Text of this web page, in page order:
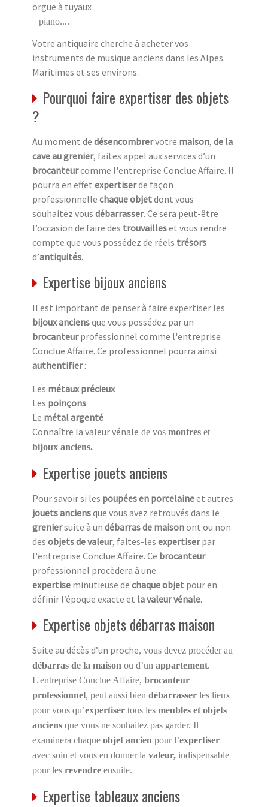
orgue à tuyaux
piano....
Votre antiquaire cherche à acheter vos
instruments de musique anciens dans les Alpes
Maritimes et ses environs.
Pourquoi faire expertiser des objets
?
Au moment de désencombrervotre maison, de la
cave au grenier, faites appel aux services d’un
brocanteurcomme l'entreprise Conclue Affaire. Il
pourra en effet expertiserde façon
professionnelle chaque objetdont vous
souhaitez vous débarrasser. Ce sera peut-être
l’occasion de faire des trouvailleset vous rendre
compte que vous possédez de réels trésors
d’antiquités.
Expertise bijoux anciens
Il est important de penser à faire expertiser les
bijoux anciensque vous possédez par un
brocanteurprofessionnel comme l'entreprise
Conclue Affaire. Ce professionnel pourra ainsi
authentifier:
Les métaux précieux
Les poinçons
Le métal argenté
Connaître la valeur vénale de vos montres et
bijoux anciens.
Expertise jouets anciens
Pour savoir si les poupées en porcelaineet autres
jouets anciensque vous avez retrouvés dans le
greniersuite à un débarras de maisonont ou non
des objets de valeur, faites-les expertiserpar
l'entreprise Conclue Affaire. Ce brocanteur
professionnel procèdera à une
expertise minutieuse de chaque objet pour en
définir l’époque exacte et la valeur vénale.
Expertise objets débarras maison
Suite au décès d’un proche, vous devez procéder au
débarras de la maison ou d’un appartement.
L'entreprise Conclue Affaire, brocanteur
professionnel, peut aussi bien débarrasser les lieux
pour vous qu’expertiser tous les meubles et objets
anciens que vous ne souhaitez pas garder. Il
examinera chaque objet ancien pour l’expertiser
avec soin et vous en donner la valeur, indispensable
pour les revendre ensuite.
Expertise tableaux anciens